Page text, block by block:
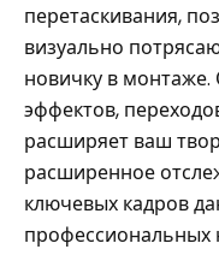
перетаскивания,
визуально
новичку в
эффектов,
расширяет ваш
расширенное
ключевых кадров
профессиональных